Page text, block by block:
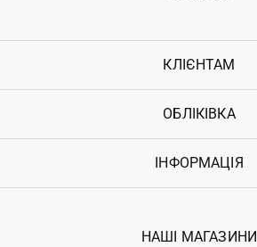
КЛІЄНТАМ
Контакти
Повернення
Гарантія
ОБЛІКІВКА
Увійти
Ostriv Club+
ІНФОРМАЦІЯ
Наші магазини
НАШІ МАГАЗИНИ